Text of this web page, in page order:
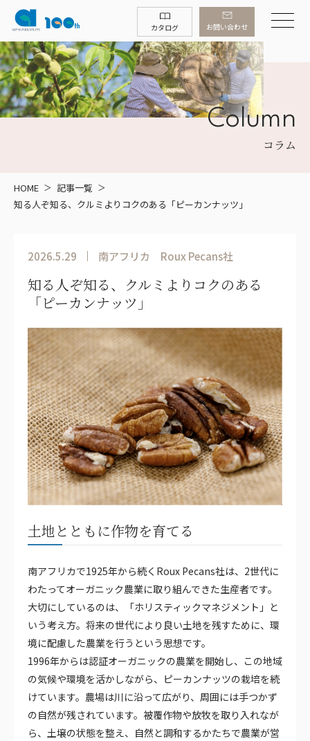
カタログ お問い合わせ
Column
コラム
HOME
記事一覧
知る人ぞ知る、クルミよりコクのある「ピーカンナッツ」
2026.5.29 南アフリカ Roux Pecans社
知る人ぞ知る、クルミよりコクのある
「ピーカンナッツ」
土地とともに作物を育てる
南アフリカで1925年から続くRoux Pecans社は、2世代に
わたってオーガニック農業に取り組んできた生産者です。
大切にしているのは、「ホリスティックマネジメント」と
いう考え方。将来の世代により良い土地を残すために、環
境に配慮した農業を行うという思想です。
1996年からは認証オーガニックの農業を開始し、この地域
の気候や環境を活かしながら、ピーカンナッツの栽培を続
けています。農場は川に沿って広がり、周囲には手つかず
の自然が残されています。被覆作物や放牧を取り入れなが
ら、土壌の状態を整え、自然と調和するかたちで農業が営